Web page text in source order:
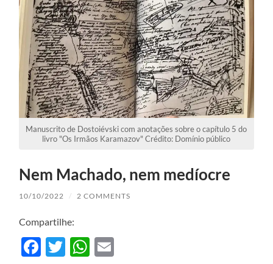
Manuscrito de Dostoiévski com anotações sobre o capítulo 5 do
livro "Os Irmãos Karamazov" Crédito: Domínio público
Nem Machado, nem medíocre
10/10/2022 / 2 COMMENTS
Compartilhe:
Facebook
TwitterWhatsApp